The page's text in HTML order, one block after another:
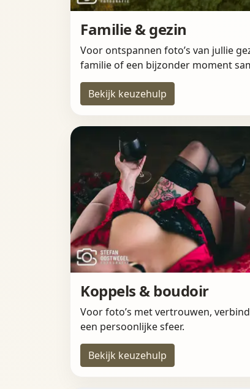
Familie & gezin
Voor ontspannen foto’s van jullie
familie of een bijzonder moment
Bekijk keuzehulp
Koppels & boudoir
Voor foto’s met vertrouwen,
een persoonlijke sfeer.
Bekijk keuzehulp